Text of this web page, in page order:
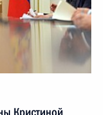
Кристиной